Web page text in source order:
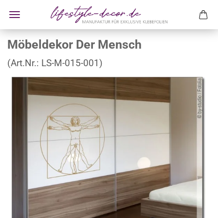
Möbeldekor Der Mensch
(Art.Nr.: LS-M-015-001)